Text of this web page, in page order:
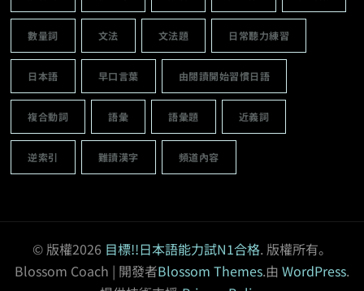
數量詞 文法 文法題 日常聽力練習
日本語 早口言葉 由閱讀開始習慣日語
複合動詞 語彙 語彙題 近義詞
逆索引 難讀漢字 頻道內容
© 版權2026 目標!!日本語能力試N1合格. 版權所有。
Blossom Coach | 開發者Blossom Themes.由 WordPress.